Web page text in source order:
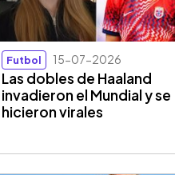
Futbol 15-07-2026
Las dobles de Haaland
invadieron el Mundial y se
hicieron virales